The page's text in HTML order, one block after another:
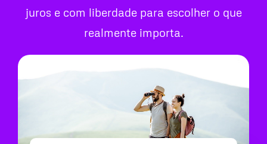
juros e com liberdade para escolher o que
realmente importa.